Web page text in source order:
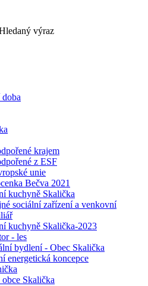
výraz
krajem
z ESF
unie
Bečva 2021
kuchyně Skalička
sociální zařízení a venkovní
kuchyně Skalička-2023
- les
bydlení - Obec Skalička
energetická koncepce
Skalička